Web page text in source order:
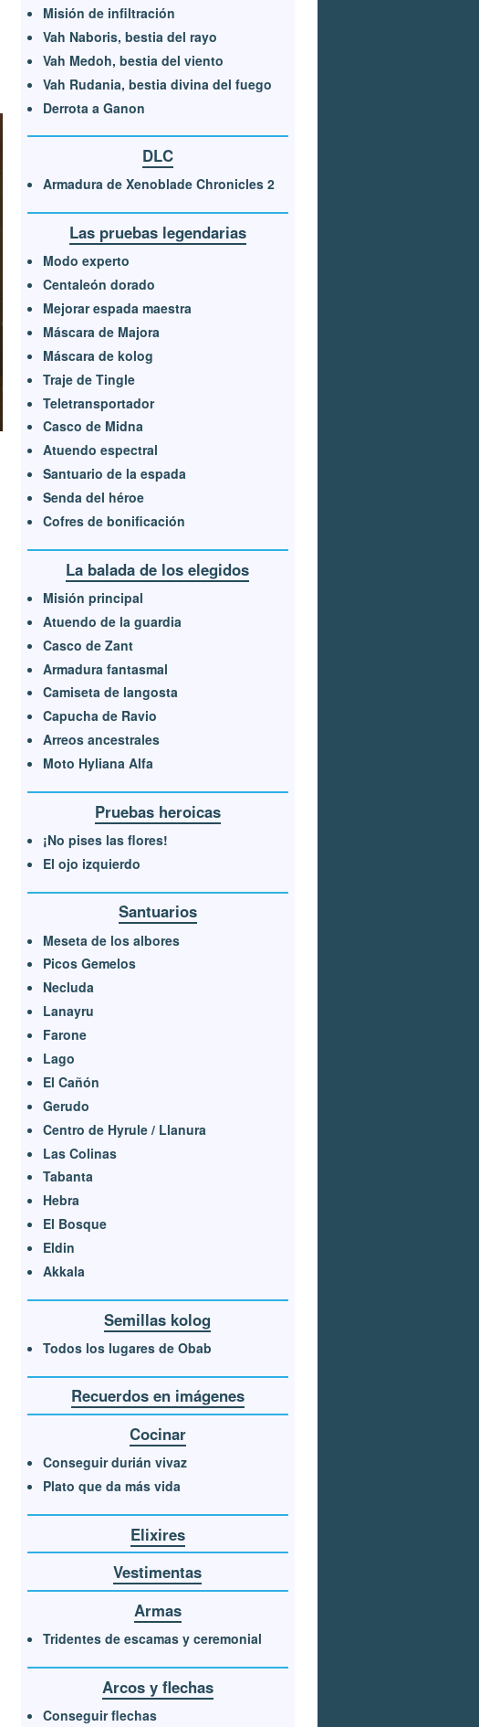
Misión de infiltración
Vah Naboris, bestia del rayo
Vah Medoh, bestia del viento
Vah Rudania, bestia divina del fuego
Derrota a Ganon
DLC
Armadura de Xenoblade Chronicles 2
Las pruebas legendarias
Modo experto
Centaleón dorado
Mejorar espada maestra
Máscara de Majora
Máscara de kolog
Traje de Tingle
Teletransportador
Casco de Midna
Atuendo espectral
Santuario de la espada
Senda del héroe
Cofres de bonificación
La balada de los elegidos
Misión principal
Atuendo de la guardia
Casco de Zant
Armadura fantasmal
Camiseta de langosta
Capucha de Ravio
Arreos ancestrales
Moto Hyliana Alfa
Pruebas heroicas
¡No pises las flores!
El ojo izquierdo
Santuarios
Meseta de los albores
Picos Gemelos
Necluda
Lanayru
Farone
Lago
El Cañón
Gerudo
Centro de Hyrule / Llanura
Las Colinas
Tabanta
Hebra
El Bosque
Eldin
Akkala
Semillas kolog
Todos los lugares de Obab
Recuerdos en imágenes
Cocinar
Conseguir durián vivaz
Plato que da más vida
Elixires
Vestimentas
Armas
Tridentes de escamas y ceremonial
Arcos y flechas
Conseguir flechas